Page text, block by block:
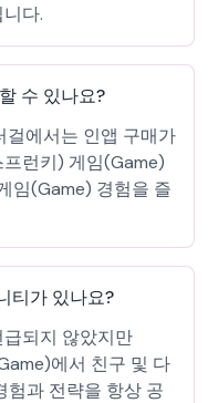
다.
수 있나요?
걸에서는 인앱 구매가
런키) 게임(Game)
임(Game) 경험을 즐
티가 있나요?
되지 않았지만
에서 친구 및 다
험과 전략을 항상 공